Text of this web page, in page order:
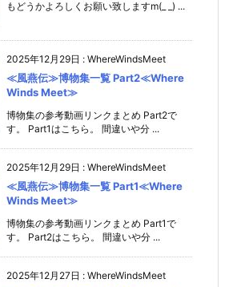
もどうかよろしくお願い致しますm(_ _) ...
2025年12月29日 : WhereWindsMeet
≪風燕伝≫博物集一覧 Part2≪Where
Winds Meet≫
博物集の参考動画リンクまとめ Part2で
す。 Part1はこちら。 間違いや分 ...
2025年12月29日 : WhereWindsMeet
≪風燕伝≫博物集一覧 Part1≪Where
Winds Meet≫
博物集の参考動画リンクまとめ Part1で
す。 Part2はこちら。 間違いや分 ...
2025年12月27日 : WhereWindsMeet